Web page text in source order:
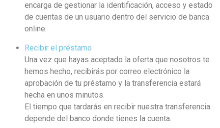
encarga de gestionar la identificación, acceso y estado
de cuentas de un usuario dentro del servicio de banca
online.
Recibir el préstamo
Una vez que hayas aceptado la oferta que nosotros te
hemos hecho, recibirás por correo electrónico la
aprobación de tu préstamo y la transferencia estará
hecha en unos minutos.
El tiempo que tardarás en recibir nuestra transferencia
depende del banco donde tienes la cuenta.